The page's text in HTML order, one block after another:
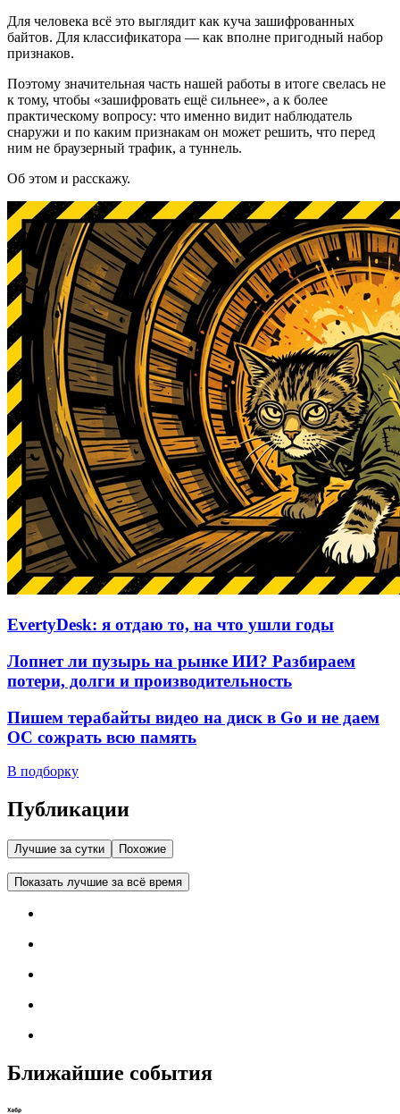
Для человека всё это выглядит как куча зашифрованных
байтов. Для классификатора — как вполне пригодный набор
признаков.
Поэтому значительная часть нашей работы в итоге свелась не
к тому, чтобы «зашифровать ещё сильнее», а к более
практическому вопросу: что именно видит наблюдатель
снаружи и по каким признакам он может решить, что перед
ним не браузерный трафик, а туннель.
Об этом и расскажу.
EvertyDesk: я отдаю то, на что ушли годы
Лопнет ли пузырь на рынке ИИ? Разбираем
потери, долги и производительность
Пишем терабайты видео на диск в Go и не даем
ОС сожрать всю память
В подборку
Публикации
Лучшие за сутки Похожие
Показать лучшие за всё время
Ближайшие события